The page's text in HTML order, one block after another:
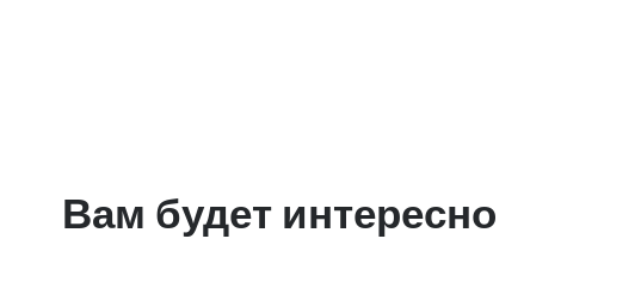
Вам будет интересно